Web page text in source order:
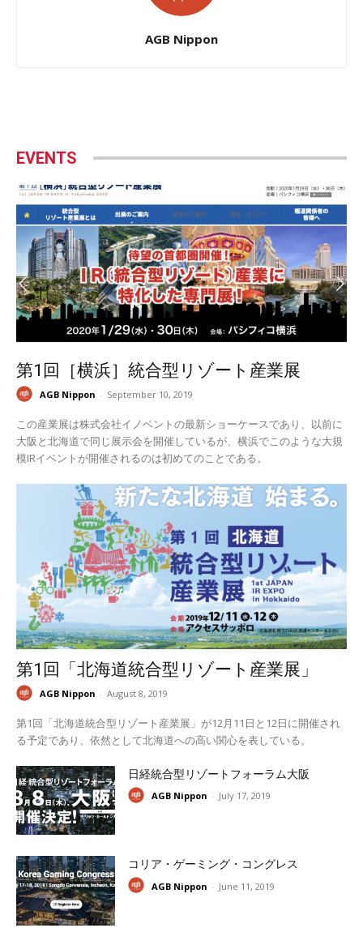
AGB Nippon
EVENTS
第1回［横浜］統合型リゾート産業展
AGB Nippon - September 10, 2019
この産業展は株式会社イノベントの最新ショーケースであり、以前に
大阪と北海道で同じ展示会を開催しているが、横浜でこのような大規
模IRイベントが開催されるのは初めてのことである。
第1回「北海道統合型リゾート産業展」
AGB Nippon - August 8, 2019
第1回「北海道統合型リゾート産業展」が12月11日と12日に開催され
る予定であり、依然として北海道への高い関心を表している。
日経統合型リゾートフォーラム大阪
AGB Nippon - July 17, 2019
コリア・ゲーミング・コングレス
AGB Nippon - June 11, 2019